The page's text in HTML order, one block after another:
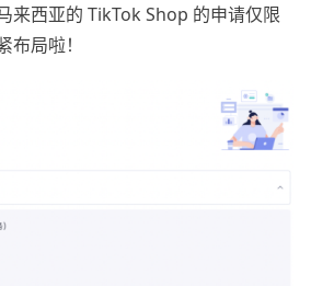
来西亚的 TikTok Shop 的申请仅限
局啦！